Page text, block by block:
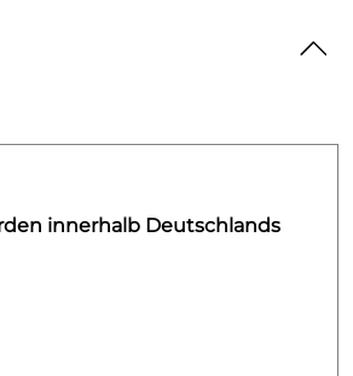
innerhalb Deutschlands